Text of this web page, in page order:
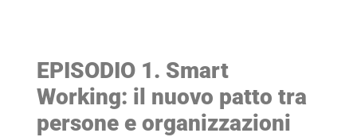
EPISODIO 1. Smart
Working: il nuovo patto tra
persone e organizzazioni